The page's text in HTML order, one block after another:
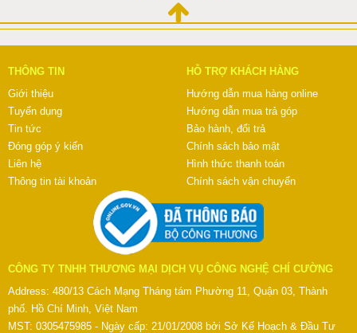
THÔNG TIN
Giới thiệu
Tuyển dụng
Tin tức
Đóng góp ý kiến
Liên hệ
Thông tin tài khoản
HỖ TRỢ KHÁCH HÀNG
Hướng dẫn mua hàng online
Hướng dẫn mua trả góp
Bảo hành, đổi trả
Chính sách bảo mật
Hình thức thanh toán
Chính sách vận chuyển
CÔNG TY TNHH THƯƠNG MẠI DỊCH VỤ CÔNG NGHỆ CHÍ CƯỜNG
Address: 480/13 Cách Mạng Tháng tám Phường 11, Quận 03, Thành
phố. Hồ Chí Minh, Việt Nam
MST: 0305475985 - Ngày cấp: 21/01/2008 bởi Sở Kế Hoạch & Đầu Tư